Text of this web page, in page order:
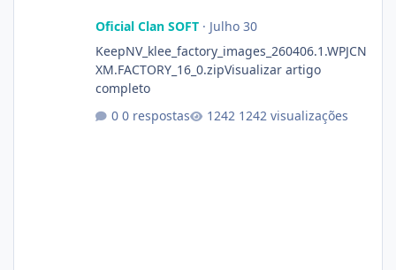
Oficial Clan SOFT· Julho 30
KeepNV_klee_factory_images_260406.1.WPJCN
XM.FACTORY_16_0.zipVisualizar artigo
completo
0 respostas
1242 visualizações